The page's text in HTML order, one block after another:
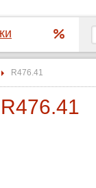
R476.41